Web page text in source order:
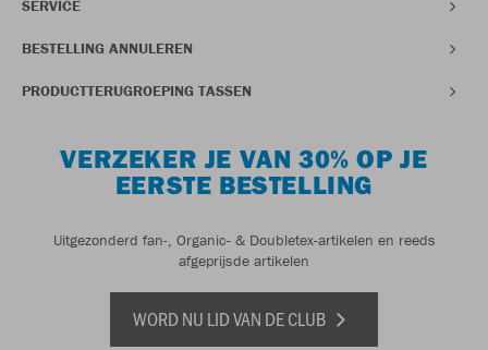
SERVICE
BESTELLING ANNULEREN
PRODUCTTERUGROEPING TASSEN
VERZEKER JE VAN 30% OP JE
EERSTE BESTELLING
Uitgezonderd fan-, Organic- & Doubletex-artikelen en reeds
afgeprijsde artikelen
WORD NU LID VAN DE CLUB